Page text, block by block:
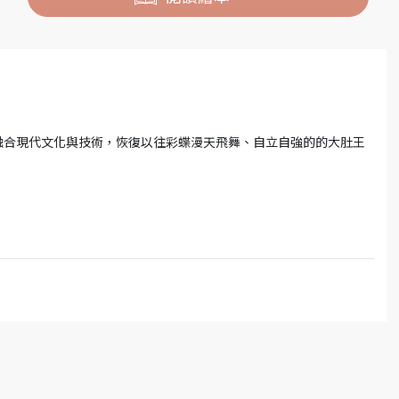
現代文化與技術，恢復以往彩蝶漫天飛舞、自立自強的的大肚王